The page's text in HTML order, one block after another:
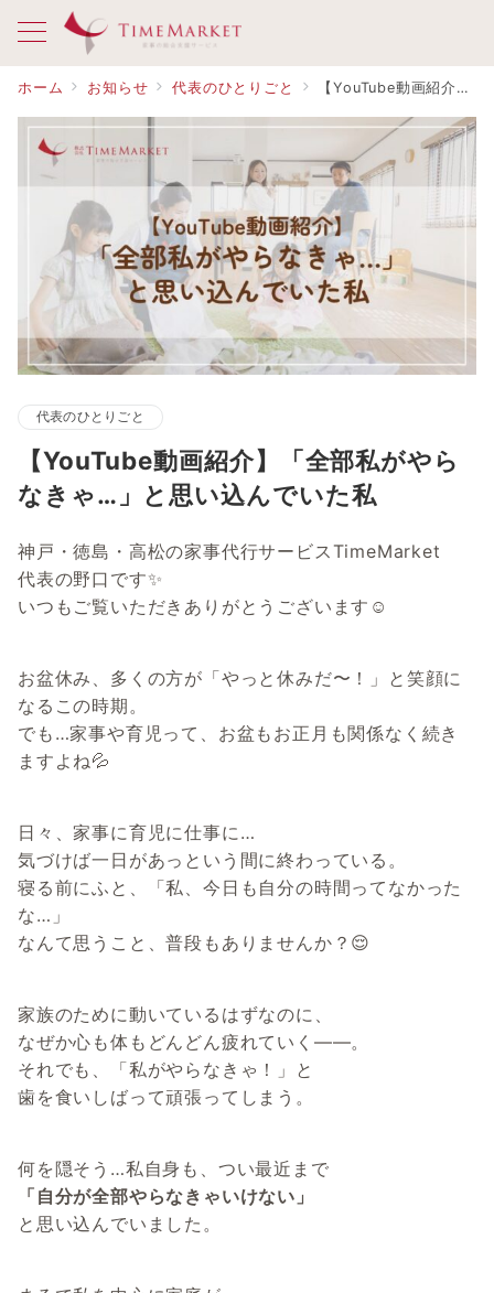
ホーム お知らせ 代表のひとりごと 【YouTube動画紹介】「全部私がやらなきゃ…」と思い込んでいた私
代表のひとりごと
【YouTube動画紹介】「全部私がやら
なきゃ…」と思い込んでいた私
神戸・徳島・高松の家事代行サービスTimeMarket
代表の野口です✨
いつもご覧いただきありがとうございます☺
お盆休み、多くの方が「やっと休みだ〜！」と笑顔に
なるこの時期。
でも…家事や育児って、お盆もお正月も関係なく続き
ますよね💦
日々、家事に育児に仕事に…
気づけば一日があっという間に終わっている。
寝る前にふと、「私、今日も自分の時間ってなかった
な…」
なんて思うこと、普段もありませんか？😌
家族のために動いているはずなのに、
なぜか心も体もどんどん疲れていく――。
それでも、「私がやらなきゃ！」と
歯を食いしばって頑張ってしまう。
何を隠そう…私自身も、つい最近まで
「自分が全部やらなきゃいけない」
と思い込んでいました。